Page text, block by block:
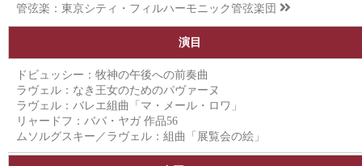
管弦楽： 東京シティ・フィルハーモニック管弦楽団
演目
ドビュッシー：牧神の午後への前奏曲
ラヴェル：なき王女のためのパヴァーヌ
ラヴェル：バレエ組曲「マ・メール・ロワ」
リャードフ：ババ・ヤガ 作品56
ムソルグスキー／ラヴェル：組曲「展覧会の絵」